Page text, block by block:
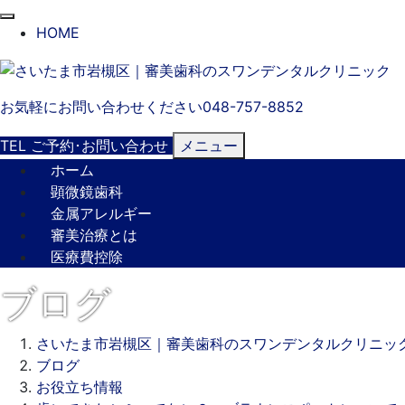
る
HOME
お気軽にお問い合わせください048-757-8852
TEL ご予約･ お問い合わせ
メニュー
ホーム
顕微鏡歯科
金属アレルギー
審美治療とは
医療費控除
ブログ
さいたま市岩槻区｜審美歯科のスワンデンタルクリニッ
ブログ
お役立ち情報